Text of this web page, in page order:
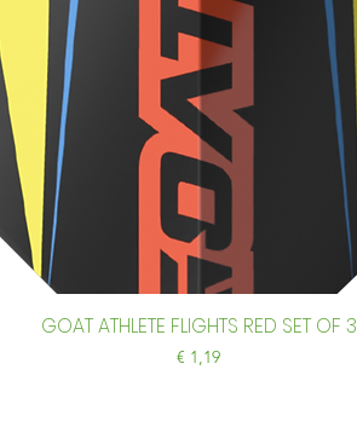
Snel overzicht
GOAT ATHLETE FLIGHTS RED SET OF 3
Prijs
€ 1,19